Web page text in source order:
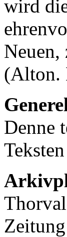
wird
(Alton.
Denne